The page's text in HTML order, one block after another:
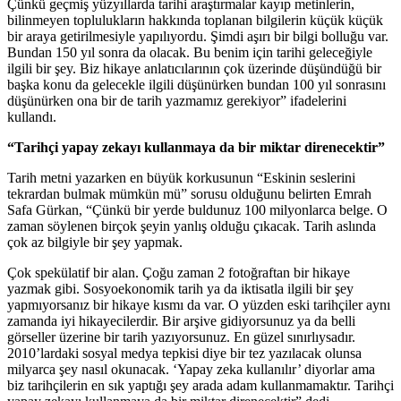
Çünkü geçmiş yüzyıllarda tarihi araştırmalar kayıp metinlerin,
bilinmeyen toplulukların hakkında toplanan bilgilerin küçük küçük
bir araya getirilmesiyle yapılıyordu. Şimdi aşırı bir bilgi bolluğu var.
Bundan 150 yıl sonra da olacak. Bu benim için tarihi geleceğiyle
ilgili bir şey. Biz hikaye anlatıcılarının çok üzerinde düşündüğü bir
başka konu da gelecekle ilgili düşünürken bundan 100 yıl sonrasını
düşünürken ona bir de tarih yazmamız gerekiyor” ifadelerini
kullandı.
“Tarihçi yapay zekayı kullanmaya da bir miktar direnecektir”
Tarih metni yazarken en büyük korkusunun “Eskinin seslerini
tekrardan bulmak mümkün mü” sorusu olduğunu belirten Emrah
Safa Gürkan, “Çünkü bir yerde buldunuz 100 milyonlarca belge. O
zaman söylenen birçok şeyin yanlış olduğu çıkacak. Tarih aslında
çok az bilgiyle bir şey yapmak.
Çok spekülatif bir alan. Çoğu zaman 2 fotoğraftan bir hikaye
yazmak gibi. Sosyoekonomik tarih ya da iktisatla ilgili bir şey
yapmıyorsanız bir hikaye kısmı da var. O yüzden eski tarihçiler aynı
zamanda iyi hikayecilerdir. Bir arşive gidiyorsunuz ya da belli
görseller üzerine bir tarih yazıyorsunuz. En güzel sınırlıysadır.
2010’lardaki sosyal medya tepkisi diye bir tez yazılacak olunsa
milyarca şey nasıl okunacak. ‘Yapay zeka kullanılır’ diyorlar ama
biz tarihçilerin en sık yaptığı şey arada adam kullanmamaktır. Tarihçi